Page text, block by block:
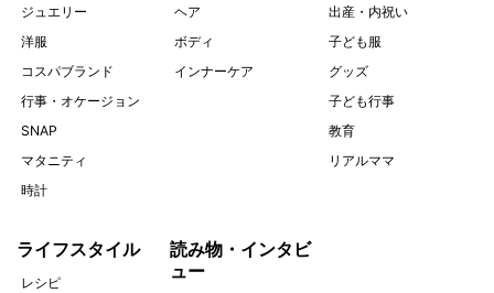
ジュエリー
洋服
コスパブランド
行事・オケージョン
SNAP
マタニティ
時計
ヘア
ボディ
インナーケア
出産・内祝い
子ども服
グッズ
子ども行事
教育
リアルママ
ライフスタイル
レシピ
読み物・インタビ
ュー